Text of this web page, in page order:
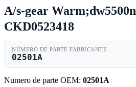
A/s-gear
CKD0523418
NÚMERO DE PARTE FABRICANTE
02501A
Numero de parte OEM: 02501A